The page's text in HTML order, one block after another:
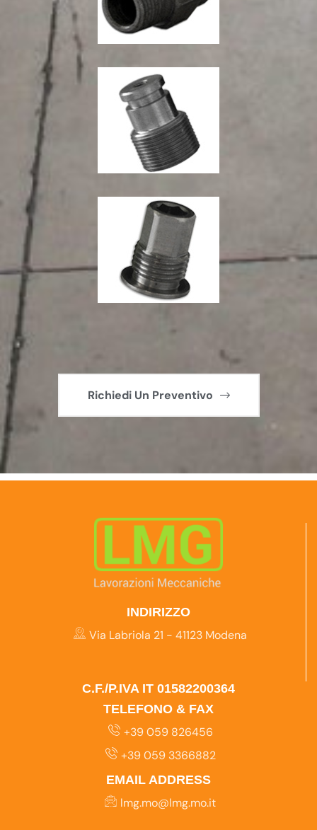
Richiedi Un Preventivo
INDIRIZZO
Via Labriola 21 - 41123 Modena
C.F./P.IVA IT 01582200364
TELEFONO & FAX
+39 059 826456
+39 059 3366882
EMAIL ADDRESS
lmg.mo@lmg.mo.it